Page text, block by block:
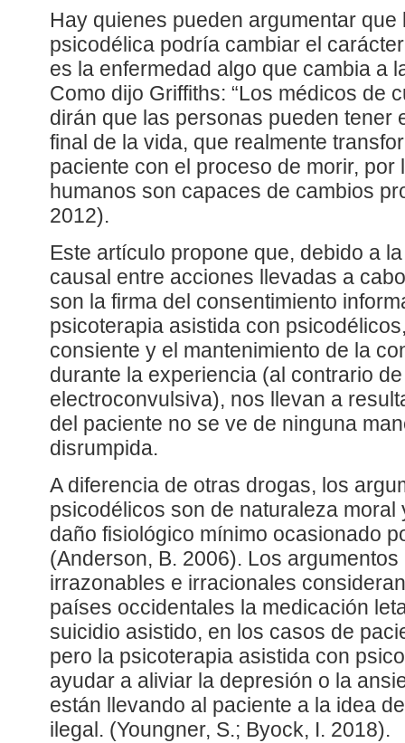
Hay quienes pueden argumentar que
psicodélica podría cambiar el
es la enfermedad algo que cambia a
Como dijo Griffiths: “Los médicos de
dirán que las personas pueden tener
final de la vida, que realmente
paciente con el proceso de morir, por
humanos son capaces de cambios
2012).
Este artículo propone que, debido a
causal entre acciones llevadas a
son la firma del consentimiento
psicoterapia asistida con
consiente y el mantenimiento de la
durante la experiencia (al contrario
electroconvulsiva), nos llevan a
del paciente no se ve de ninguna
disrumpida.
A diferencia de otras drogas, los
psicodélicos son de naturaleza moral
daño fisiológico mínimo ocasionado
(Anderson, B. 2006). Los
irrazonables e irracionales
países occidentales la medicación
suicidio asistido, en los casos de
pero la psicoterapia asistida con
ayudar a aliviar la depresión o la
están llevando al paciente a la idea
ilegal. (Youngner, S.; Byock, I. 2018).